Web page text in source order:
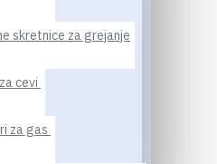
skretnice za grejanje
cevi
za gas